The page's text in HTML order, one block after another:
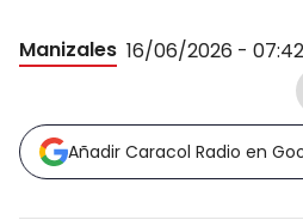
Manizales 16/06/2026 - 07:42
Añadir Caracol Radio en